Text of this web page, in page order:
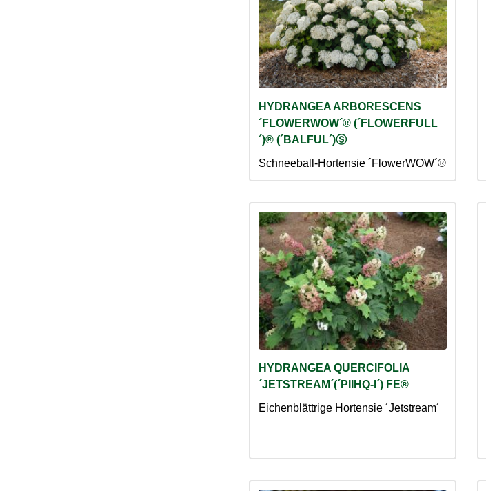
HYDRANGEA ARBORESCENS
´FLOWERWOW´® (´FLOWERFULL
´)® (´BALFUL´)Ⓢ
Schneeball-Hortensie ´FlowerWOW´®
HYDRANGEA QUERCIFOLIA
´JETSTREAM´(´PIIHQ-I´) FE®
Eichenblättrige Hortensie ´Jetstream´